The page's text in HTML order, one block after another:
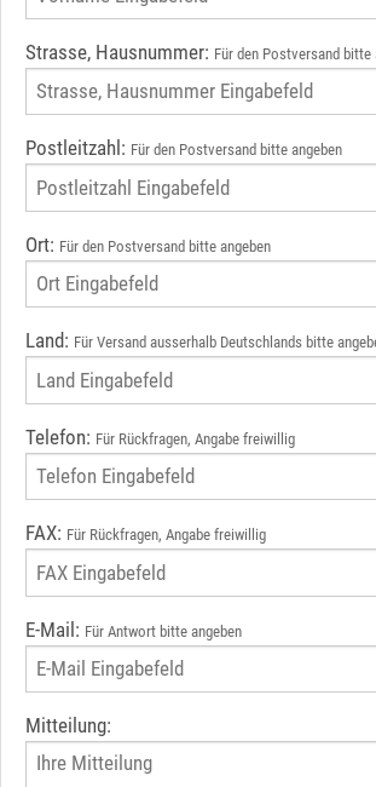
Strasse, Hausnummer: Für den Postversand bitte
Postleitzahl: Für den Postversand bitte angeben
Ort: Für den Postversand bitte angeben
Land: Für Versand ausserhalb Deutschlands bitte
Telefon: Für Rückfragen, Angabe freiwillig
FAX: Für Rückfragen, Angabe freiwillig
E-Mail: Für Antwort bitte angeben
Mitteilung: